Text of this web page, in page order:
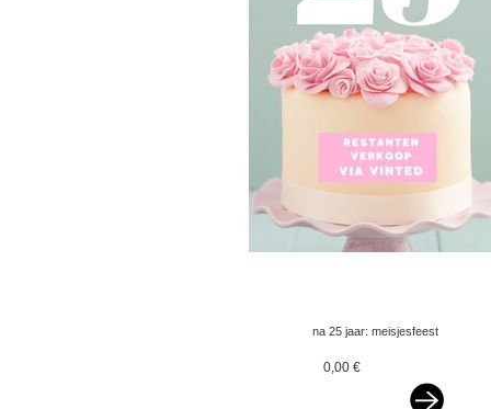
na 25 jaar: meisjesfeest
via vinted
0,00 €